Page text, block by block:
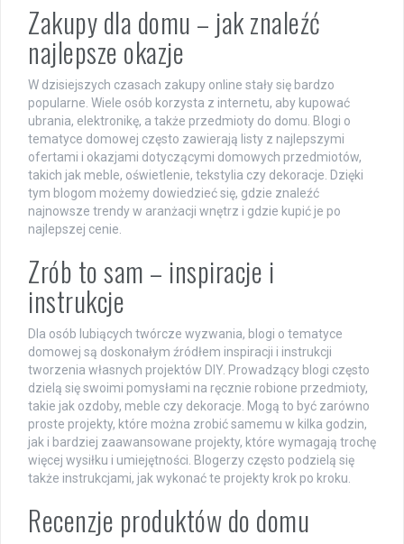
Zakupy dla domu – jak znaleźć
najlepsze okazje
W dzisiejszych czasach zakupy online stały się bardzo
popularne. Wiele osób korzysta z internetu, aby kupować
ubrania, elektronikę, a także przedmioty do domu. Blogi o
tematyce domowej często zawierają listy z najlepszymi
ofertami i okazjami dotyczącymi domowych przedmiotów,
takich jak meble, oświetlenie, tekstylia czy dekoracje. Dzięki
tym blogom możemy dowiedzieć się, gdzie znaleźć
najnowsze trendy w aranżacji wnętrz i gdzie kupić je po
najlepszej cenie.
Zrób to sam – inspiracje i
instrukcje
Dla osób lubiących twórcze wyzwania, blogi o tematyce
domowej są doskonałym źródłem inspiracji i instrukcji
tworzenia własnych projektów DIY. Prowadzący blogi często
dzielą się swoimi pomysłami na ręcznie robione przedmioty,
takie jak ozdoby, meble czy dekoracje. Mogą to być zarówno
proste projekty, które można zrobić samemu w kilka godzin,
jak i bardziej zaawansowane projekty, które wymagają trochę
więcej wysiłku i umiejętności. Blogerzy często podzielą się
także instrukcjami, jak wykonać te projekty krok po kroku.
Recenzje produktów do domu